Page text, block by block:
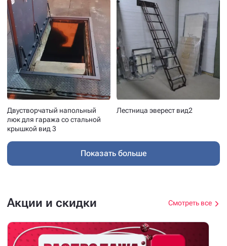
Двустворчатый напольный
люк для гаража со стальной
крышкой вид 3
Лестница эверест вид2
Показать больше
Акции и скидки Смотреть все